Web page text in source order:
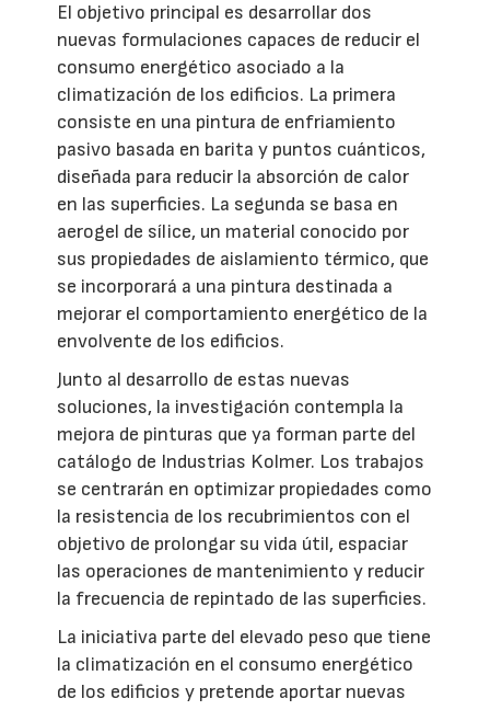
El objetivo principal es desarrollar dos
nuevas formulaciones capaces de reducir el
consumo energético asociado a la
climatización de los edificios. La primera
consiste en una pintura de enfriamiento
pasivo basada en barita y puntos cuánticos,
diseñada para reducir la absorción de calor
en las superficies. La segunda se basa en
aerogel de sílice, un material conocido por
sus propiedades de aislamiento térmico, que
se incorporará a una pintura destinada a
mejorar el comportamiento energético de la
envolvente de los edificios.
Junto al desarrollo de estas nuevas
soluciones, la investigación contempla la
mejora de pinturas que ya forman parte del
catálogo de Industrias Kolmer. Los trabajos
se centrarán en optimizar propiedades como
la resistencia de los recubrimientos con el
objetivo de prolongar su vida útil, espaciar
las operaciones de mantenimiento y reducir
la frecuencia de repintado de las superficies.
La iniciativa parte del elevado peso que tiene
la climatización en el consumo energético
de los edificios y pretende aportar nuevas